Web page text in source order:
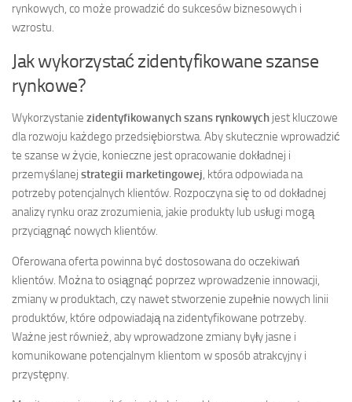
rynkowych, co może prowadzić do sukcesów biznesowych i
wzrostu.
Jak wykorzystać zidentyfikowane szanse
rynkowe?
Wykorzystanie zidentyfikowanych szans rynkowych jest kluczowe
dla rozwoju każdego przedsiębiorstwa. Aby skutecznie wprowadzić
te szanse w życie, konieczne jest opracowanie dokładnej i
przemyślanej strategii marketingowej, która odpowiada na
potrzeby potencjalnych klientów. Rozpoczyna się to od dokładnej
analizy rynku oraz zrozumienia, jakie produkty lub usługi mogą
przyciągnąć nowych klientów.
Oferowana oferta powinna być dostosowana do oczekiwań
klientów. Można to osiągnąć poprzez wprowadzenie innowacji,
zmiany w produktach, czy nawet stworzenie zupełnie nowych linii
produktów, które odpowiadają na zidentyfikowane potrzeby.
Ważne jest również, aby wprowadzone zmiany były jasne i
komunikowane potencjalnym klientom w sposób atrakcyjny i
przystępny.